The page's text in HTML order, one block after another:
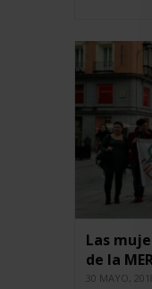
Las
de la
30 MAYO,